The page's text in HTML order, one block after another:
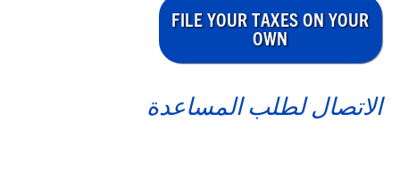
FILE YOUR TAXES ON YOUR
OWN
الاتصال لطلب المساعدة